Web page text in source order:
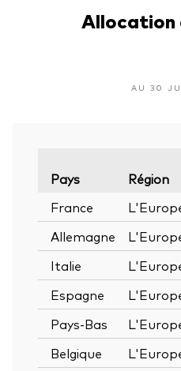
Allocation
AU 30
Pays Région
France
Allemagne
Italie
Espagne
Pays-Bas
Belgique